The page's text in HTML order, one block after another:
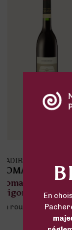
MADIRAN
DOMAINE
Domaine
Tradition
vin rouge
En